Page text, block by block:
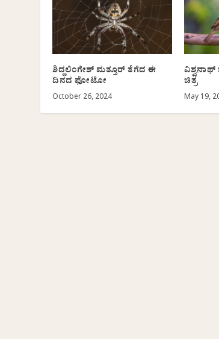
ಶಿದ್ದಲಿಂಗೇಶ್‌ ಮತ್ತೂರ್ ತೆಗೆದ ಈ
ದಿನದ ಫೋಟೋ
October 26, 2024
ಚಿತ್ರ
May 19,